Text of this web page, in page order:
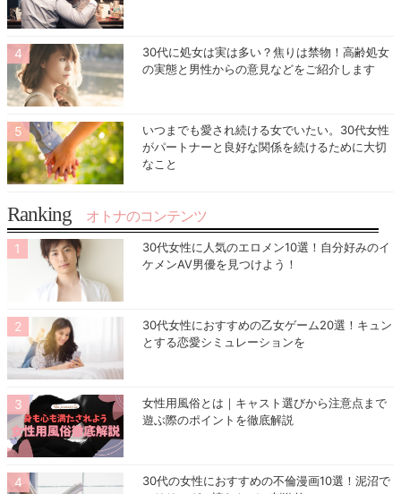
30代に処女は実は多い？焦りは禁物！高齢処女
の実態と男性からの意見などをご紹介します
いつまでも愛され続ける女でいたい。30代女性
がパートナーと良好な関係を続けるために大切
なこと
Ranking オトナのコンテンツ
30代女性に人気のエロメン10選！自分好みのイ
ケメンAV男優を見つけよう！
30代女性におすすめの乙女ゲーム20選！キュン
とする恋愛シミュレーションを
女性用風俗とは｜キャスト選びから注意点まで
遊ぶ際のポイントを徹底解説
30代の女性におすすめの不倫漫画10選！泥沼で